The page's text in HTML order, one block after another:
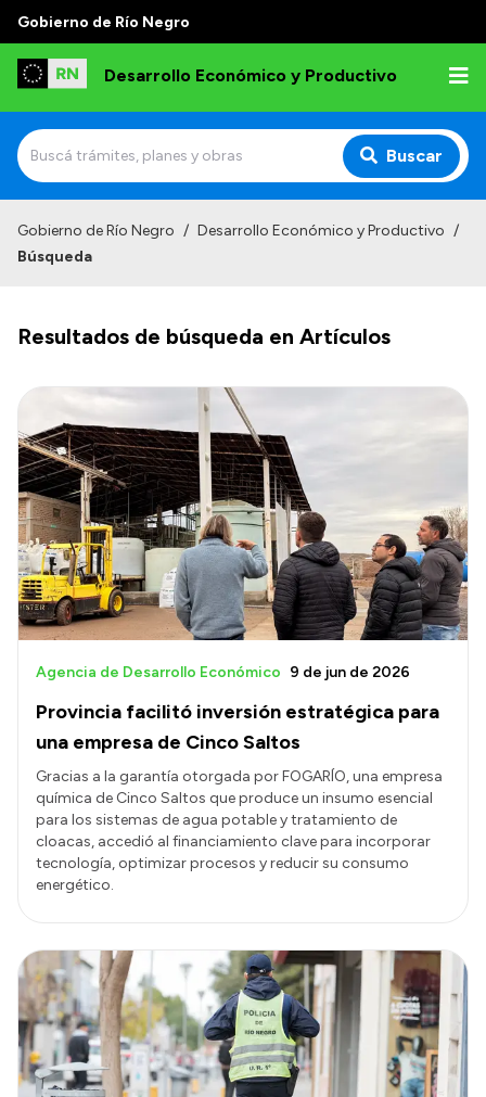
Gobierno de Río Negro
Desarrollo Económico y Productivo
Buscar
Delegaciones
Normativa
Transparencia
Presupuesto
Boletín Oficial
Compras y licitaciones
Consulta de expedientes
Consulta de pago a proveedores
Convocatorias
Intranet
Login
Gobierno de Río Negro / Desarrollo Económico y Productivo /
Búsqueda
Resultados de búsqueda en Artículos
Provincia facilitó inversión estratégica para
una empresa de Cinco Saltos
Agencia de Desarrollo Económico 9 de jun de 2026
Gracias a la garantía otorgada por FOGARÍO, una empresa
química de Cinco Saltos que produce un insumo esencial
para los sistemas de agua potable y tratamiento de
cloacas, accedió al financiamiento clave para incorporar
tecnología, optimizar procesos y reducir su consumo
energético.